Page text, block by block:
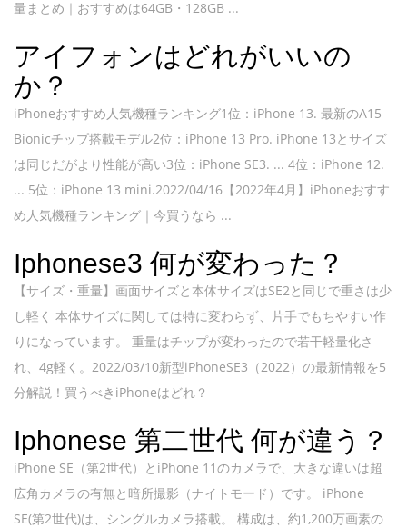
量まとめ｜おすすめは64GB・128GB ...
アイフォンはどれがいいの
か？
iPhoneおすすめ人気機種ランキング1位：iPhone 13. 最新のA15
Bionicチップ搭載モデル2位：iPhone 13 Pro. iPhone 13とサイズ
は同じだがより性能が高い3位：iPhone SE3. ... 4位：iPhone 12.
... 5位：iPhone 13 mini.2022/04/16【2022年4月】iPhoneおすす
め人気機種ランキング｜今買うなら ...
Iphonese3 何が変わった？
【サイズ・重量】画面サイズと本体サイズはSE2と同じで重さは少
し軽く 本体サイズに関しては特に変わらず、片手でもちやすい作
りになっています。 重量はチップが変わったので若干軽量化さ
れ、4g軽く。2022/03/10新型iPhoneSE3（2022）の最新情報を5
分解説！買うべきiPhoneはどれ？
Iphonese 第二世代 何が違う？
iPhone SE（第2世代）とiPhone 11のカメラで、大きな違いは超
広角カメラの有無と暗所撮影（ナイトモード）です。 iPhone
SE(第2世代)は、シングルカメラ搭載。 構成は、約1,200万画素の